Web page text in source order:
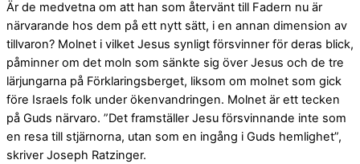
Är de medvetna om att han som återvänt till Fadern nu är
närvarande hos dem på ett nytt sätt, i en annan dimension av
tillvaron? Molnet i vilket Jesus synligt försvinner för deras blick,
påminner om det moln som sänkte sig över Jesus och de tre
lärjungarna på Förklaringsberget, liksom om molnet som gick
före Israels folk under ökenvandringen. Molnet är ett tecken
på Guds närvaro. ”Det framställer Jesu försvinnande inte som
en resa till stjärnorna, utan som en ingång i Guds hemlighet”,
skriver Joseph Ratzinger.